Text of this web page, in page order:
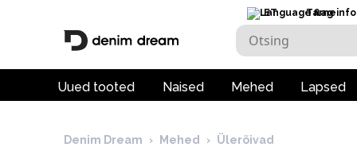
ET Tarneinfo
Uued tooted Naised Mehed Lapsed
Denim Dream › Mehed › Ülerõivad